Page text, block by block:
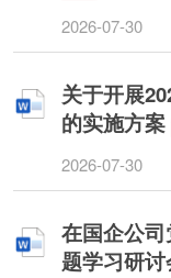
2026-07-30
关于开展
的实施方案
2026-07-30
在国企公
题学习研